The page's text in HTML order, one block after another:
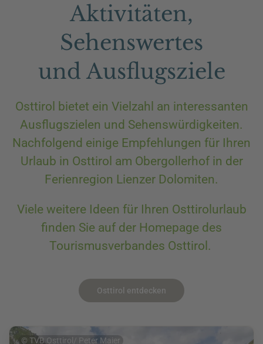
Aktivitäten,
Sehenswertes
und Ausflugsziele
Osttirol bietet ein Vielzahl an interessanten
Ausflugszielen und Sehenswürdigkeiten.
Nachfolgend einige Empfehlungen für Ihren
Urlaub in Osttirol am Obergollerhof in der
Ferienregion Lienzer Dolomiten.
Viele weitere Ideen für Ihren Osttirolurlaub
finden Sie auf der Homepage des
Tourismusverbandes Osttirol.
Osttirol entdecken
© TVB Osttirol/ Peter Maier